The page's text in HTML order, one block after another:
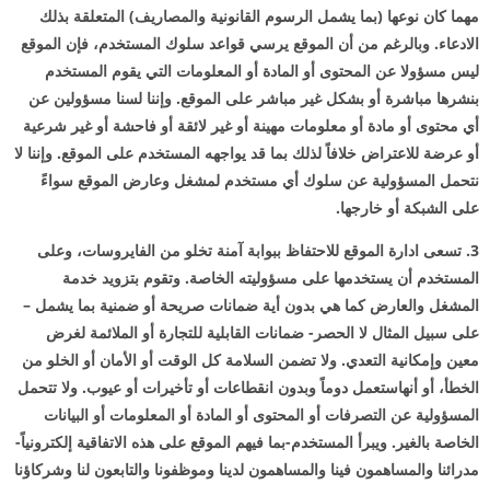
مهما كان نوعها (بما يشمل الرسوم القانونية والمصاريف) المتعلقة بذلك
الادعاء. وبالرغم من أن الموقع يرسي قواعد سلوك المستخدم، فإن الموقع
ليس مسؤولا عن المحتوى أو المادة أو المعلومات التي يقوم المستخدم
بنشرها مباشرة أو بشكل غير مباشر على الموقع. وإننا لسنا مسؤولين عن
أي محتوى أو مادة أو معلومات مهينة أو غير لائقة أو فاحشة أو غير شرعية
أو عرضة للاعتراض خلافاً لذلك بما قد يواجهه المستخدم على الموقع. وإننا لا
نتحمل المسؤولية عن سلوك أي مستخدم لمشغل وعارض الموقع سواءً
على الشبكة أو خارجها.
3. تسعى ادارة الموقع للاحتفاظ ببوابة آمنة تخلو من الفايروسات، وعلى
المستخدم أن يستخدمها على مسؤوليته الخاصة. وتقوم بتزويد خدمة
المشغل والعارض كما هي بدون أية ضمانات صريحة أو ضمنية بما يشمل –
على سبيل المثال لا الحصر- ضمانات القابلية للتجارة أو الملائمة لغرض
معين وإمكانية التعدي. ولا تضمن السلامة كل الوقت أو الأمان أو الخلو من
الخطأ، أو أنهاستعمل دوماً وبدون انقطاعات أو تأخيرات أو عيوب. ولا تتحمل
المسؤولية عن التصرفات أو المحتوى أو المادة أو المعلومات أو البيانات
الخاصة بالغير. ويبرأ المستخدم-بما فيهم الموقع على هذه الاتفاقية إلكترونياً-
مدرائنا والمساهمون فينا والمساهمون لدينا وموظفونا والتابعون لنا وشركاؤنا